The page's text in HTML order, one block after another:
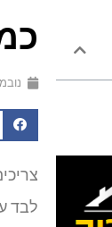
נובמבר
לבד